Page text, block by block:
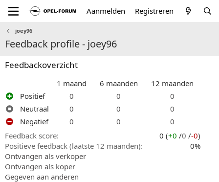
Aanmelden Registreren
joey96
Feedback profile - joey96
Feedbackoverzicht
1 maand 6 maanden
12 maanden
Positief
0 0
0
Neutraal
0 0
0
Negatief
0 0
0
Feedback score
0 (+0 /0 /-0)
Positieve feedback (laatste 12 maanden)
0%
Ontvangen als verkoper
Ontvangen als koper
Gegeven aan anderen